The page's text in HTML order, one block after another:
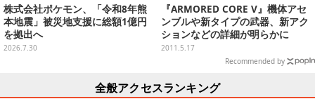
株式会社ポケモン、「令和8年熊
本地震」被災地支援に総額1億円
を拠出へ
2026.7.30
『ARMORED CORE V』機体アセ
ンブルや新タイプの武器、新アク
ションなどの詳細が明らかに
2011.5.17
Recommended by
全般アクセスランキング